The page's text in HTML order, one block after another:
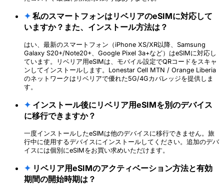
✦ 私のスマートフォンはリベリアのeSIMに対応して
いますか？また、インストール方法は？
はい、最新のスマートフォン（iPhone XS/XR以降、Samsung
Galaxy S20+/Note20+、Google Pixel 3a+など）はeSIMに対応し
ています。リベリア用eSIMは、モバイル設定でQRコードをスキャ
ンしてインストールします。Lonestar Cell MTN / Orange Liberia
のネットワークはリベリアで優れた5G/4Gカバレッジを提供しま
す。
✦ インストール後にリベリア用eSIMを別のデバイス
に移行できますか？
一度インストールしたeSIMは他のデバイスに移行できません。旅
行中に使用するデバイスにインストールしてください。追加のデバ
イスには個別にeSIMをお買い求めいただけます。
✦ リベリア用eSIMのアクティベーション方法と有効
期間の開始時期は？